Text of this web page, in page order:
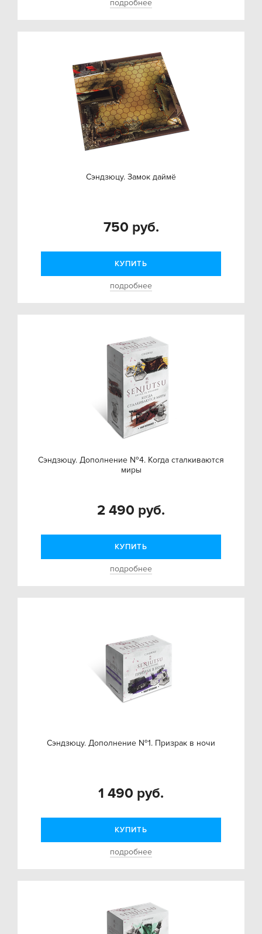
подробнее
Сэндзюцу. Замок даймё
750 руб.
КУПИТЬ
подробнее
Сэндзюцу. Дополнение №4. Когда сталкиваются
миры
2 490 руб.
КУПИТЬ
подробнее
Сэндзюцу. Дополнение №1. Призрак в ночи
1 490 руб.
КУПИТЬ
подробнее